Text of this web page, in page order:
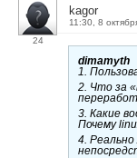
24
kagor
11:30, 8
dimamyth
1.
2. Что за
3. Какие
Почему
4.